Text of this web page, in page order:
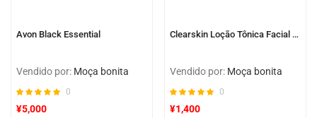
Avon Black Essential
Vendido por: Moça bonita
0
¥5,000
Clearskin Loção Tônica Facial Adstringente
Vendido por: Moça bonita
0
¥1,400